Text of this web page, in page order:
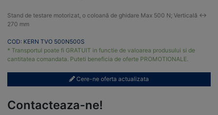
Stand de testare motorizat, o coloană de ghidare Max 500 N; Verticală <->
270 mm
COD: KERN TVO 500N500S
* Transportul poate fi GRATUIT in functie de valoarea produsului si de
cantitatea comandata. Puteti beneficia de oferte PROMOTIONALE.
Cere-ne oferta actualizata
Contacteaza-ne!